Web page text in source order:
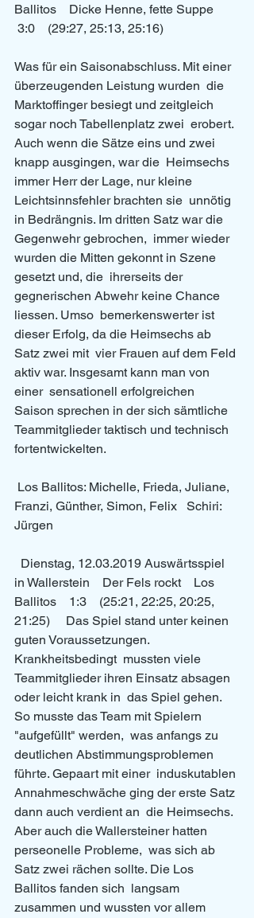
Ballitos    Dicke Henne, fette Suppe
3:0    (29:27, 25:13, 25:16)
Was für ein Saisonabschluss. Mit einer
überzeugenden Leistung wurden  die
Marktoffinger besiegt und zeitgleich
sogar noch Tabellenplatz zwei  erobert.
Auch wenn die Sätze eins und zwei
knapp ausgingen, war die  Heimsechs
immer Herr der Lage, nur kleine
Leichtsinnsfehler brachten sie  unnötig
in Bedrängnis. Im dritten Satz war die
Gegenwehr gebrochen,  immer wieder
wurden die Mitten gekonnt in Szene
gesetzt und, die  ihrerseits der
gegnerischen Abwehr keine Chance
liessen. Umso  bemerkenswerter ist
dieser Erfolg, da die Heimsechs ab
Satz zwei mit  vier Frauen auf dem Feld
aktiv war. Insgesamt kann man von
einer  sensationell erfolgreichen
Saison sprechen in der sich sämtliche
Teammitglieder taktisch und technisch
fortentwickelten.
Los Ballitos: Michelle, Frieda, Juliane,
Franzi, Günther, Simon, Felix   Schiri:
Jürgen
in Wallerstein    Der Fels rockt    Los
Ballitos    1:3    (25:21, 22:25, 20:25,
21:25)     Das Spiel stand unter keinen
guten Voraussetzungen.
Krankheitsbedingt  mussten viele
Teammitglieder ihren Einsatz absagen
oder leicht krank in  das Spiel gehen.
So musste das Team mit Spielern
"aufgefüllt" werden,  was anfangs zu
deutlichen Abstimmungsproblemen
führte. Gepaart mit einer  induskutablen
Annahmeschwäche ging der erste Satz
dann auch verdient an  die Heimsechs.
Aber auch die Wallersteiner hatten
perseonelle Probleme,  was sich ab
Satz zwei rächen sollte. Die Los
Ballitos fanden sich  langsam
zusammen und wussten vor allem